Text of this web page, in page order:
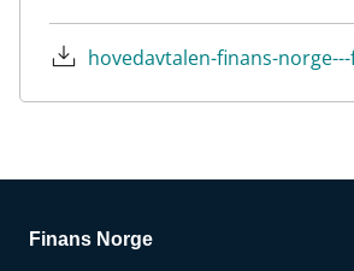
Finans Norge